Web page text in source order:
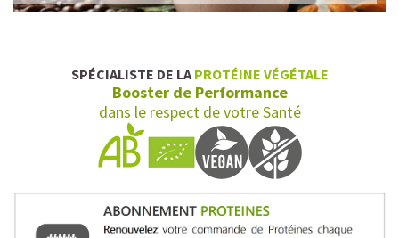
SPÉCIALISTE DE LA PROTÉINE VÉGÉTALE
Booster de Performance
dans le respect de votre Santé